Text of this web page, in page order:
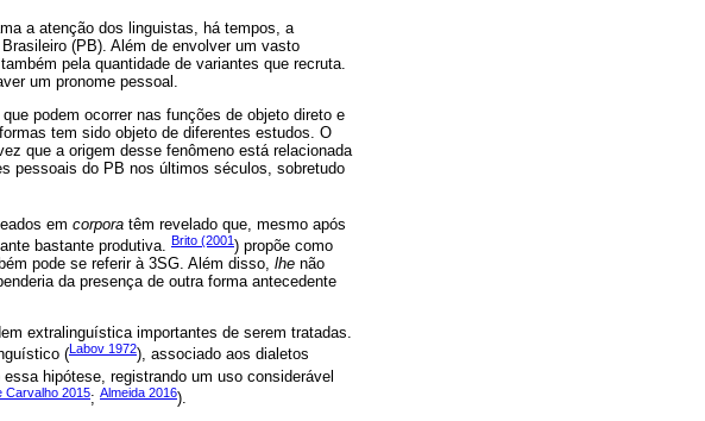
a atenção dos linguistas, há tempos, a
(PB). Além de envolver um vasto
pela quantidade de variantes que recruta.
um pronome pessoal.
que podem ocorrer nas funções de objeto direto e
tem sido objeto de diferentes estudos. O
que a origem desse fenômeno está relacionada
pessoais do PB nos últimos séculos, sobretudo
em corpora têm revelado que, mesmo após
bastante produtiva. Brito (2001) propõe como
pode se referir à 3SG. Além disso, lhe não
da presença de outra forma antecedente
extralinguística importantes de serem tratadas.
(Labov 1972), associado aos dialetos
hipótese, registrando um uso considerável
Carvalho 2015; Almeida 2016).